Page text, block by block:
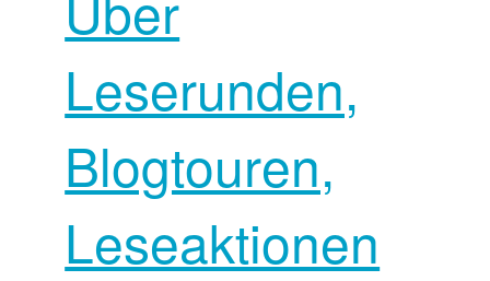
Leserunden,
Blogtouren,
Leseaktionen